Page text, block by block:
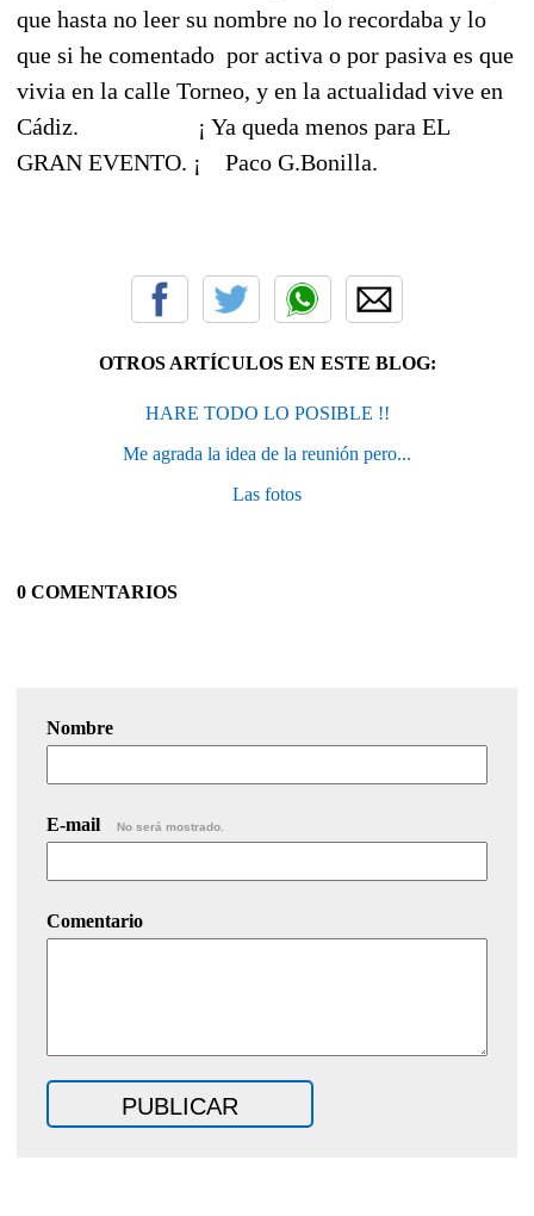
que hasta no leer su nombre no lo recordaba y lo
que si he comentado por activa o por pasiva es que
vivia en la calle Torneo, y en la actualidad vive en
Cádiz. ¡ Ya queda menos para EL
GRAN EVENTO. ¡ Paco G.Bonilla.
OTROS ARTÍCULOS EN ESTE BLOG:
HARE TODO LO POSIBLE !!
Me agrada la idea de la reunión pero...
Las fotos
0 COMENTARIOS
Nombre
E-mail No será mostrado.
Comentario